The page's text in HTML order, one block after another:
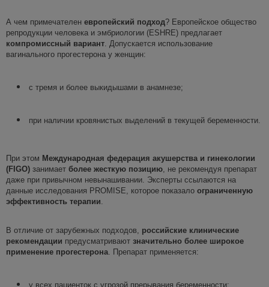
А чем примечателен европейский подход? Европейское общество
репродукции человека и эмбриологии (ESHRE) предлагает
компромиссный вариант . Допускается использование
вагинального прогестерона у женщин:
с тремя и более выкидышами в анамнезе;
при наличии кровянистых выделений в текущей беременности.
При этом Международная федерация акушерства и гинекологии
(FIGO) занимает более жесткую позицию , не рекомендуя препарат
даже при привычном невынашивании. Эксперты ссылаются на
данные исследования PROMISE, которое показало ограниченную
эффективность терапии
В отличие от зарубежных подходов,
российские клинические
рекомендации предусматривают значительно более широкое
применение прогестерона . Препарат применяется:
у всех пациенток с угрозой прерывания беременности;